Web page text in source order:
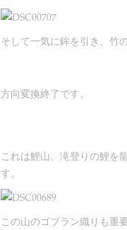
そして一気に鉾を引き、竹
方向変換終了です。
これは鯉山。滝登りの鯉を
す。
この山のゴブラン織りも重